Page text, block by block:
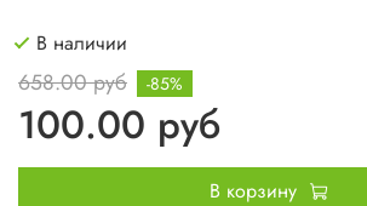
В наличии
658.00 руб
100.00 руб
-85%
В корзину